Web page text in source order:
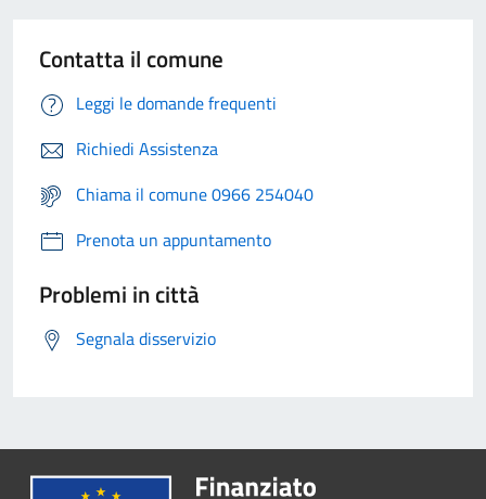
Contatta il comune
Leggi le domande frequenti
Richiedi Assistenza
Chiama il comune 0966 254040
Prenota un appuntamento
Problemi in città
Segnala disservizio